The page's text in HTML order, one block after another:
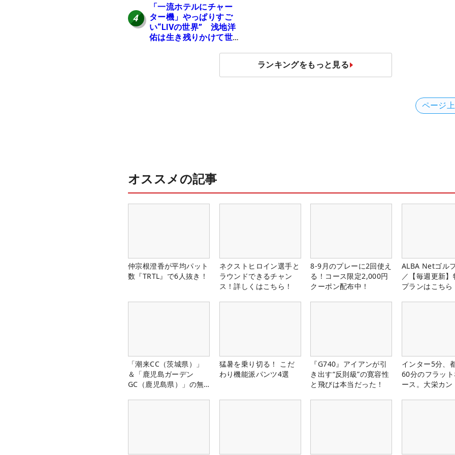
4
「一流ホテルにチャー
ター機」やっぱりすご
い“LIVの世界” 浅地洋
佑は生き残りかけて世
ランキングをもっと見る
ページ
オススメの記事
仲宗根澄香が平均パット
数『TRTL』で6人抜き！
ネクストヒロイン選手と
ラウンドできるチャン
ス！詳しくはこちら！
8-9月のプレーに2回使え
る！コース限定2,000円
クーポン配布中！
ALBA Netゴル
／【毎週更新
プランはこちら
「潮来CC（茨城県）」
＆「鹿児島ガーデン
GC（鹿児島県）」の無
猛暑を乗り切る！ こだ
わり機能派パンツ4選
『G740』アイアンが引
き出す“反則級”の寛容性
と飛びは本当だった！
インター5分、
60分のフラッ
ース。大栄カ